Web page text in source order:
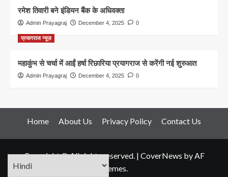
रमेश तिवारी बने इंडियन बैंक के अधिवक्ता
Admin Prayagraj December 4, 2025 0
प्रयागराज न्यूज़
महाकुंभ से चर्चा में आईं हर्षा रिछारिया प्रयागराज से करेंगी नई शुरुआत
Admin Prayagraj December 4, 2025 0
Home About Us Privacy Policy Contact Us
Copyright © All rights reserved. | CoverNews by AF
themes.